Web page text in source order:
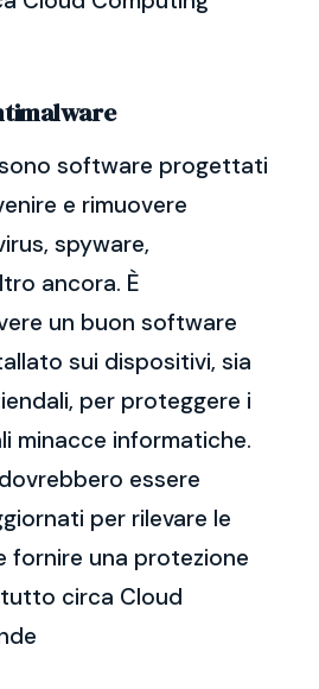
software progettati
e rimuovere
spyware,
ancora. È
un buon software
sui dispositivi, sia
per proteggere i
minacce informatiche.
essere
per rilevare le
fornire una protezione
circa Cloud